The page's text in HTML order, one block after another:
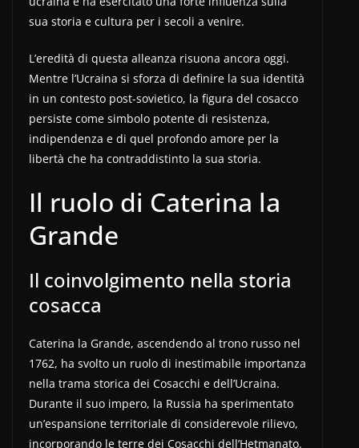
sua storia e cultura per i secoli a venire.
L’eredità di questa alleanza risuona ancora oggi.
Mentre l’Ucraina si sforza di definire la sua identità
in un contesto post-sovietico, la figura del cosacco
persiste come simbolo potente di resistenza,
indipendenza e di quel profondo amore per la
libertà che ha contraddistinto la sua storia.
Il ruolo di Caterina la
Grande
Il coinvolgimento nella storia
cosacca
Caterina la Grande, ascendendo al trono russo nel
1762, ha svolto un ruolo di inestimabile importanza
nella trama storica dei Cosacchi e dell’Ucraina.
Durante il suo impero, la Russia ha sperimentato
un’espansione territoriale di considerevole rilievo,
incorporando le terre dei Cosacchi dell’Hetmanato.